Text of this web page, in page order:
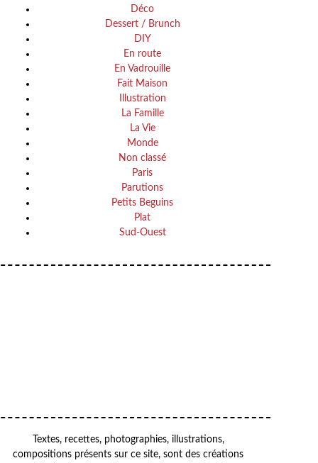
Déco
Dessert / Brunch
DIY
En route
En Vadrouille
Fait Maison
Illustration
La Famille
La Vie
Monde
Non classé
Paris
Parutions
Petits Beguins
Plat
Sud-Ouest
Textes, recettes, photographies, illustrations,
compositions présents sur ce site, sont des créations